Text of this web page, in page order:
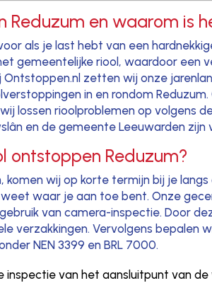
en waarom is
als je last hebt van een
gemeentelijke riool, waardoor
zetten wij onze
in en rondom
lossen rioolproblemen op volgens
en de gemeente Leeuwarden zijn
ontstoppen Reduzum?
komen wij op korte termijn bij je
waar je aan toe bent. Onze
van camera-inspectie. Door
verzakkingen. Vervolgens bepalen
NEN 3399 en BRL 7000.
inspectie van het aansluitpunt van de